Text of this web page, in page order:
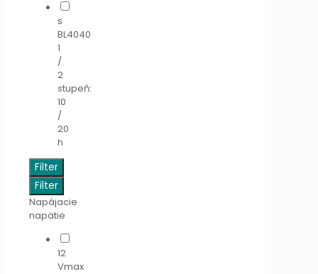
s
BL4040
1
/
2
stupeň:
10
/
20
h
Filter
Filter
Napájacie
napätie
12
Vmax